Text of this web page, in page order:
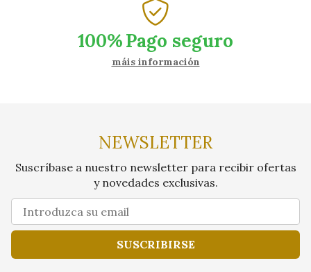
100%Pago seguro
máis información
NEWSLETTER
Suscríbase a nuestro newsletter para recibir ofertas
y novedades exclusivas.
SUSCRIBIRSE